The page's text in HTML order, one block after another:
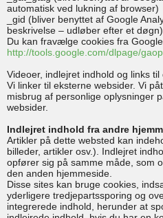
automatisk ved lukning af browser)
_gid (bliver benyttet af Google
beskrivelse – udløber efter et døgn)
Du kan fravælge cookies fra
http://tools.google.com/dlpage/
Videoer, indlejret indhold og links
Vi linker til eksterne websider. Vi
misbrug af personlige oplysninger
websider.
Indlejret indhold fra andre
Artikler på dette websted kan
billeder, artikler osv.). Indlejret
opfører sig på samme måde, som
den anden hjemmeside.
Disse sites kan bruge cookies,
yderligere tredjepartssporing og
integrerede indhold, herunder at